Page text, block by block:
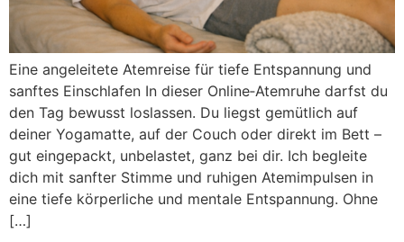
Eine angeleitete Atemreise für tiefe Entspannung und
sanftes Einschlafen In dieser Online‑Atemruhe darfst du
den Tag bewusst loslassen. Du liegst gemütlich auf
deiner Yogamatte, auf der Couch oder direkt im Bett –
gut eingepackt, unbelastet, ganz bei dir. Ich begleite
dich mit sanfter Stimme und ruhigen Atemimpulsen in
eine tiefe körperliche und mentale Entspannung. Ohne
[…]